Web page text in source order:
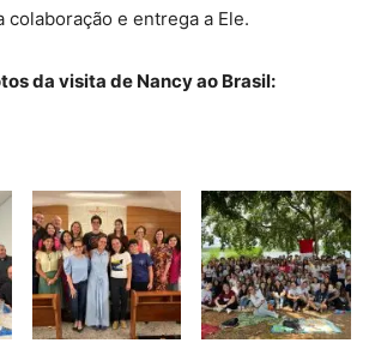
colaboração e entrega a Ele.
da visita de Nancy ao Brasil: